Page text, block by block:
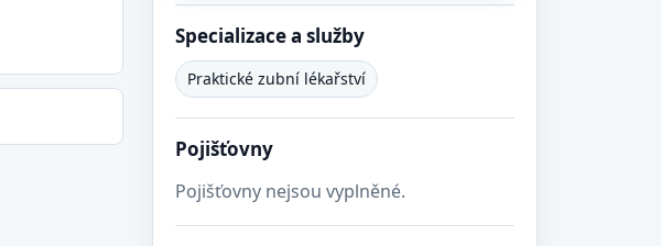
Specializace a služby
Praktické zubní lékařství
Pojišťovny
Pojišťovny nejsou vyplněné.